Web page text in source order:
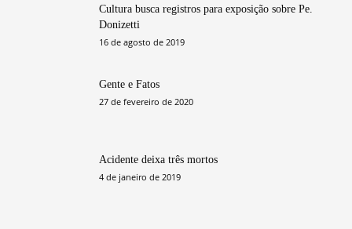
Cultura busca registros para exposição sobre Pe.
Donizetti
16 de agosto de 2019
Gente e Fatos
27 de fevereiro de 2020
Acidente deixa três mortos
4 de janeiro de 2019